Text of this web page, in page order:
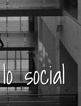
social